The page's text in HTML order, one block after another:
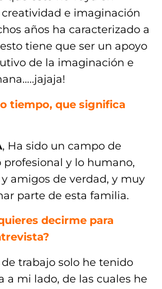
e imaginación
años ha caracterizado a
tiene que ser un apoyo
de la imaginación e
tiempo, que significa
, Ha sido un campo de
profesional y lo humano,
amigos de verdad, y muy
parte de esta familia.
decirme para
de trabajo solo he tenido
a mi lado, de las cuales he